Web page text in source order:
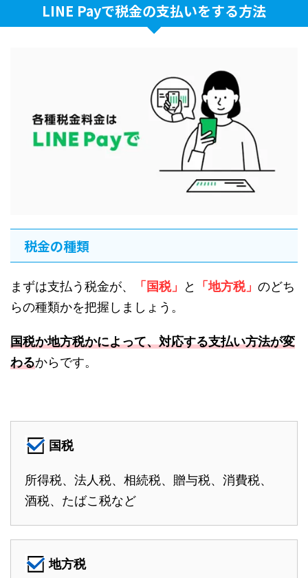
LINE Payで税金の支払いをする方法
税金の種類
まずは支払う税金が、 「国税」 と 「地方税」 のどち
らの種類かを把握しましょう。
国税か地方税かによって、対応する支払い方法が変
わるからです。
国税
所得税、法人税、相続税、贈与税、消費税、
酒税、たばこ税など
地方税